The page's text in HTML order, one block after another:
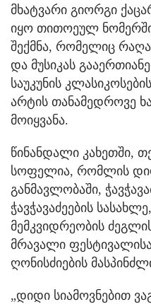
მხატვარი გიორგი
იყო თითოეულ
შექმნა, რომელიც
და მუსიკას
საუკუნის
არტის თანამედროვე
მოიყვანა.
წინანდალი კახეთში,
სოფელია, რომლის
განმავლობაში,
ჭავჭავაძეების
მემკვიდრეობის
მრავალი
ღონისძიების
„დიდი სიამოვნებით